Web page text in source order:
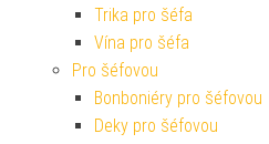
Trika pro šéfa
Vína pro šéfa
Pro šéfovou
Bonboniéry pro šéfovou
Deky pro šéfovou